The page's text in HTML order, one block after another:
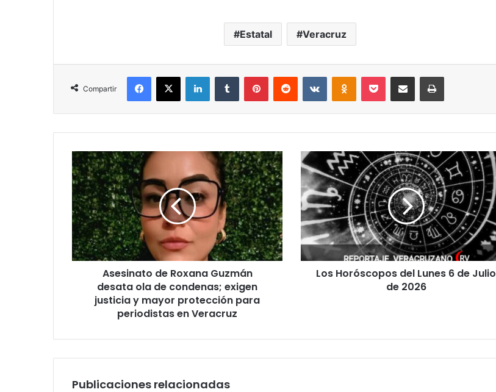
Estatal Veracruz
Compartir
Facebook
X LinkedInTumblr PinterestReddit VKontakteOdnoklassniki
Pocket Compartir por correo electrónicoImprimir
Asesinato
de
Roxana
Guzmán
desata
ola
de
condenas;
exigen
Veracruz
Asesinato de Roxana Guzmán
desata ola de condenas; exigen
justicia y mayor protección para
periodistas en Veracruz
Los
Horóscopos
del
Lunes
6
de
Julio
de
2026
Los Horóscopos del Lunes 6 de Julio
de 2026
Publicaciones relacionadas